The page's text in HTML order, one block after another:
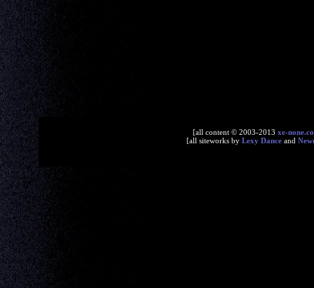
[all content © 2003-2013 xe-
[all siteworks by Lexy Danceand